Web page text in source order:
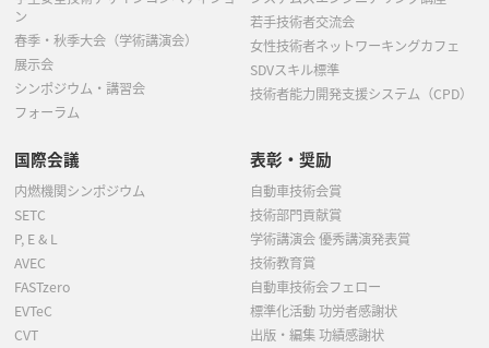
ン
春季・秋季大会（学術講演会）
展示会
シンポジウム・講習会
フォーラム
若手技術者交流会
女性技術者ネットワーキングカフェ
SDVスキル標準
技術者能力開発支援システム（CPD）
国際会議
内燃機関シンポジウム
SETC
P, E & L
AVEC
FASTzero
EVTeC
CVT
表彰・奨励
自動車技術会賞
技術部門貢献賞
学術講演会 優秀講演発表賞
技術教育賞
自動車技術会フェロー
標準化活動 功労者感謝状
出版・編集 功績感謝状